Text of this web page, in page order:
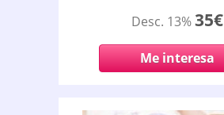
Desc. 13%35€
Me interesa